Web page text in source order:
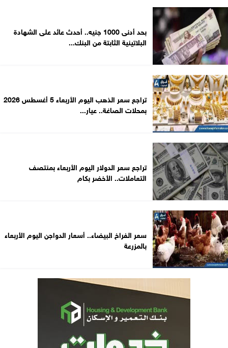
بحد أدنى 1000 جنيه.. أحدث عائد على الشهادة
البلاتينية الثابتة من البنك...
تراجع سعر الذهب اليوم الأربعاء 5 أغسطس 2026
بمحلات الصاغة.. عيار...
تراجع سعر الدولار اليوم الأربعاء بمنتصف
التعاملات.. الأخضر بكام
سعر الفراخ البيضاء.. أسعار الدواجن اليوم الأربعاء
بالمزرعة